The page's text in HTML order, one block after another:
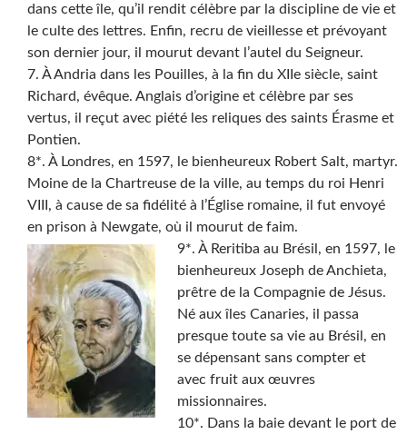
dans cette île, qu’il rendit célèbre par la discipline de vie et
le culte des lettres. Enfin, recru de vieillesse et prévoyant
son dernier jour, il mourut devant l’autel du Seigneur.
7. À Andria dans les Pouilles, à la fin du XIIe siècle, saint
Richard, évêque. Anglais d’origine et célèbre par ses
vertus, il reçut avec piété les reliques des saints Érasme et
Pontien.
8*. À Londres, en 1597, le bienheureux Robert Salt, martyr.
Moine de la Chartreuse de la ville, au temps du roi Henri
VIII, à cause de sa fidélité à l’Église romaine, il fut envoyé
en prison à Newgate, où il mourut de faim.
9*. À Reritiba au Brésil, en 1597, le
bienheureux Joseph de Anchieta,
prêtre de la Compagnie de Jésus.
Né aux îles Canaries, il passa
presque toute sa vie au Brésil, en
se dépensant sans compter et
avec fruit aux œuvres
missionnaires.
10*. Dans la baie devant le port de